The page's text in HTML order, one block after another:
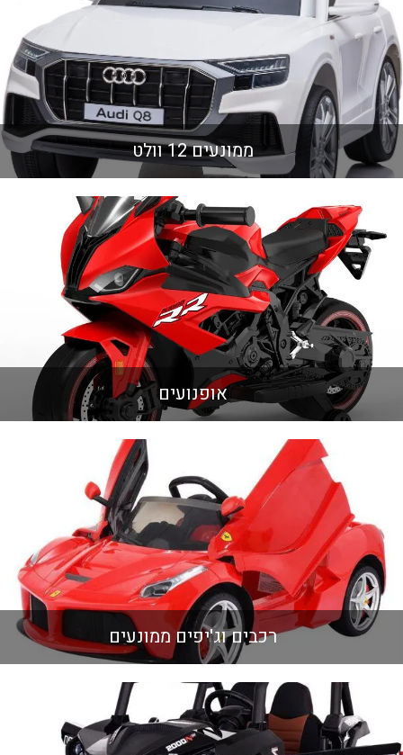
ממונעים 12 וולט
אופנועים
רכבים וג'יפים ממונעים